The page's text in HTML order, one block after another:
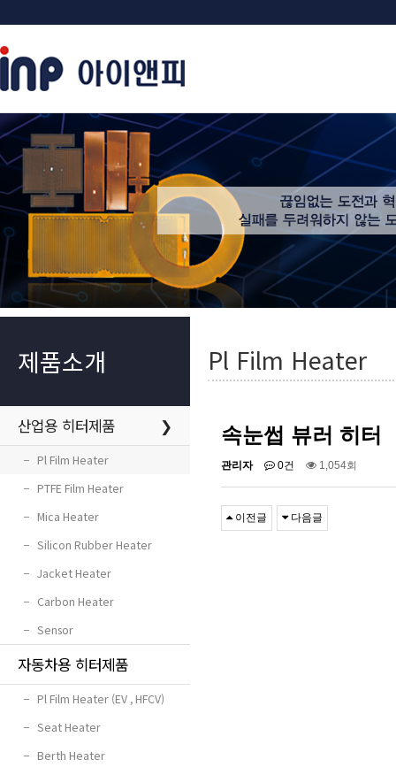
제품소개
산업용 히터제품 ❯
− Pl Film Heater
− PTFE Film Heater
− Mica Heater
− Silicon Rubber Heater
− Jacket Heater
− Carbon Heater
− Sensor
자동차용 히터제품
− Pl Film Heater (EV , HFCV)
− Seat Heater
− Berth Heater
Pl Film Heater
속눈썹 뷰러 히터
관리자 0건 1,054회
이전글 다음글